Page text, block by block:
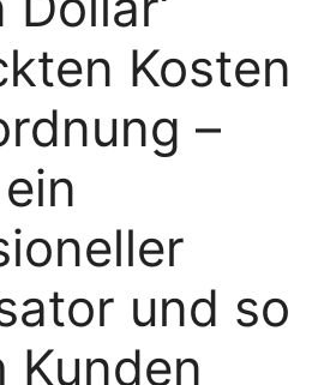
Kosten
–
und so
Kunden